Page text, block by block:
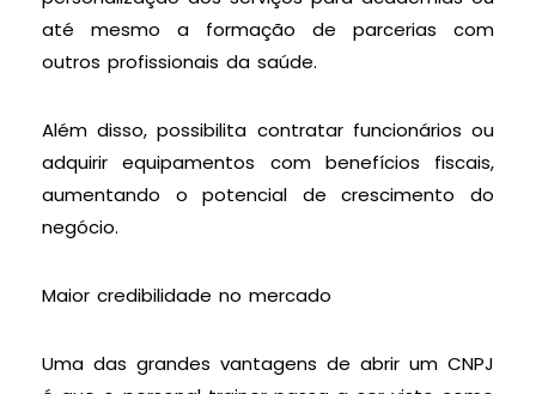
até mesmo a formação de parcerias com
outros profissionais da saúde.
Além disso, possibilita contratar funcionários ou
adquirir equipamentos com benefícios fiscais,
aumentando o potencial de crescimento do
negócio.
Maior credibilidade no mercado
Uma das grandes vantagens de abrir um CNPJ